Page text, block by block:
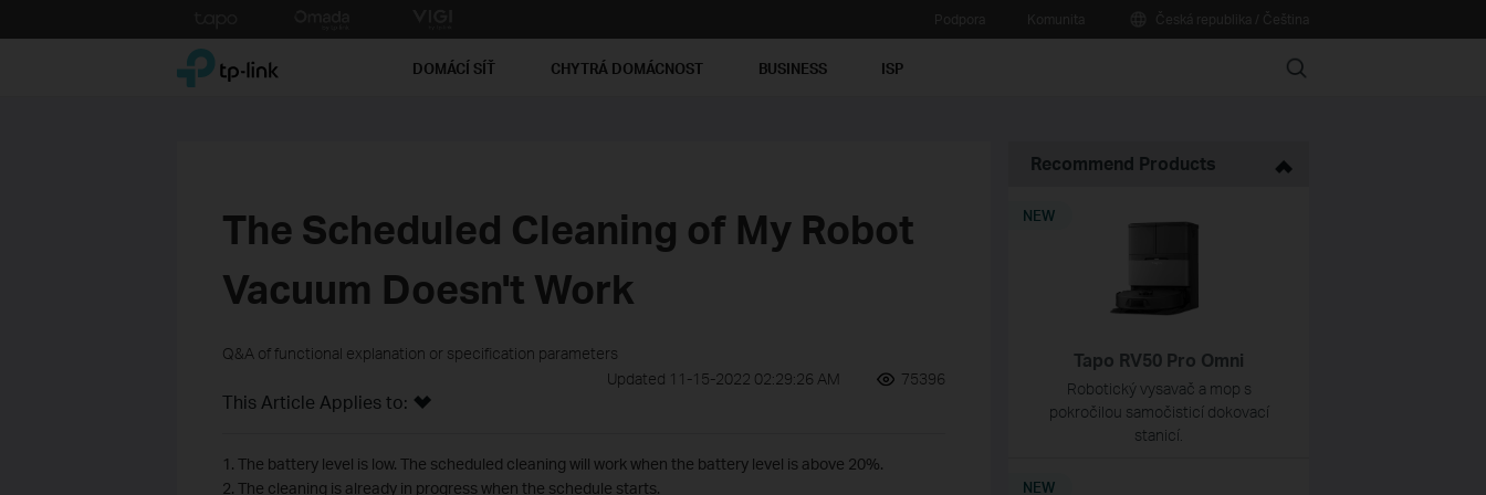
to
TP-Link, Reliably Smart DOMÁCÍ SÍŤ CHYTRÁ DOMÁCNOST BUSINESS ISP Search
The Scheduled Cleaning of My Robot
Vacuum Doesn't Work
Q&A of functional explanation or specification parameters
Updated 11-15-2022 02:29:26 AM
75396
This Article Applies to:
1. The battery level is low. The scheduled cleaning will work when the battery level is above 20%.
2. The cleaning is already in progress when the schedule starts.
Recommend Products
Tapo RV50 Pro Omni
Robotický vysavač a mop s
pokročilou samočisticí dokovací
stanicí.
NEW
NEW